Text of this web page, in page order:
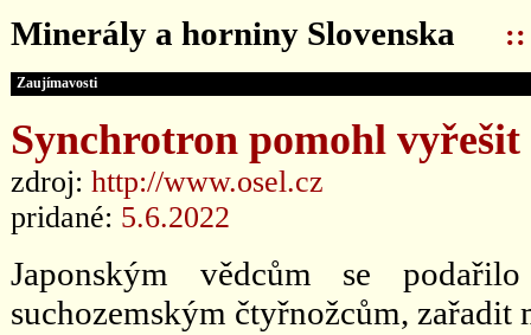
Minerály a horniny Slovenska ::
Zaujímavosti
Synchrotron pomohl
zdroj: http://www.osel.cz
pridané: 5.6.2022
Japonským vědcům se
suchozemským čtyřnožcům, zařadit